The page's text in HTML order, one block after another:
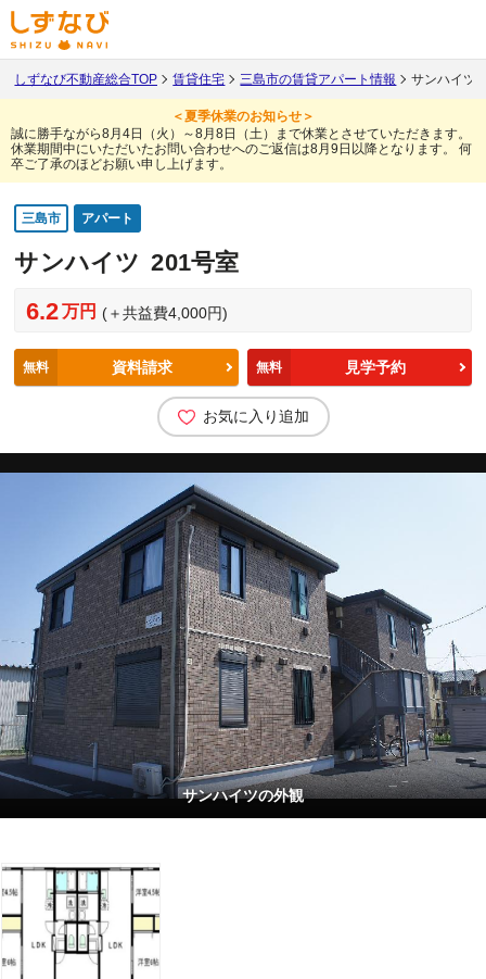
しずなび不動産総合TOP 賃貸住宅 三島市の賃貸アパート情報 サンハイツ
＜夏季休業のお知らせ＞
誠に勝手ながら8月4日（火）～8月8日（土）まで休業とさせていただきます。
休業期間中にいただいたお問い合わせへのご返信は8月9日以降となります。
何
卒ご了承のほどお願い申し上げます。
三島市 アパート
サンハイツ 201号室
6.2 万円 (＋共益費4,000円)
無料 資料請求 無料 見学予約
お気に入り追加
サンハイツの外観